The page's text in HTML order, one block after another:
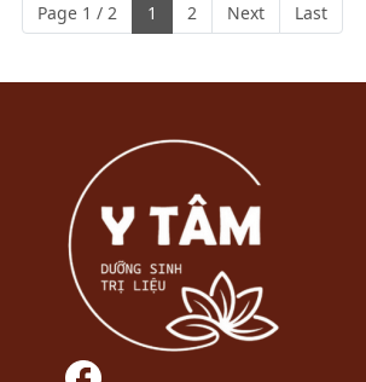
Page 1 / 2 1 2 Next Last